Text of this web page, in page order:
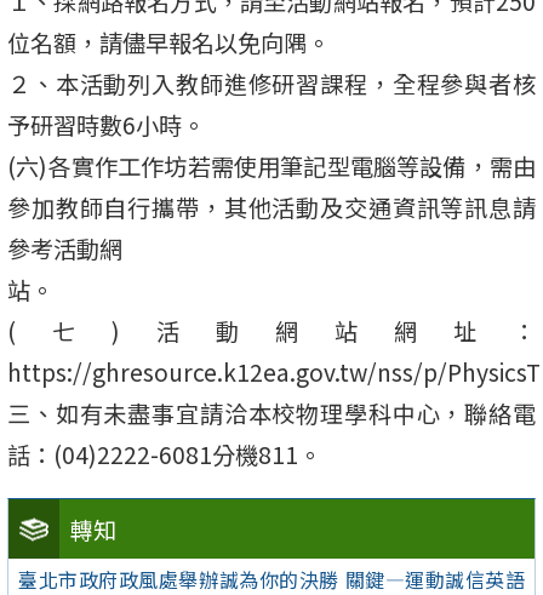
轉知
臺北市政府政風處舉辦誠為你的決勝 關鍵—運動誠信英語
位名額，請儘早報名以免向隅。
２、本活動列入教師進修研習課程，全程參與者核
予研習時數6小時。
(六)各實作工作坊若需使用筆記型電腦等設備，需由
參加教師自行攜帶，其他活動及交通資訊等訊息請
參考活動網
站。
(七)活動網站網址：
https://ghresource.k12ea.gov.tw/nss/p/
三、如有未盡事宜請洽本校物理學科中心，聯絡電
話：(04)2222-6081分機811。